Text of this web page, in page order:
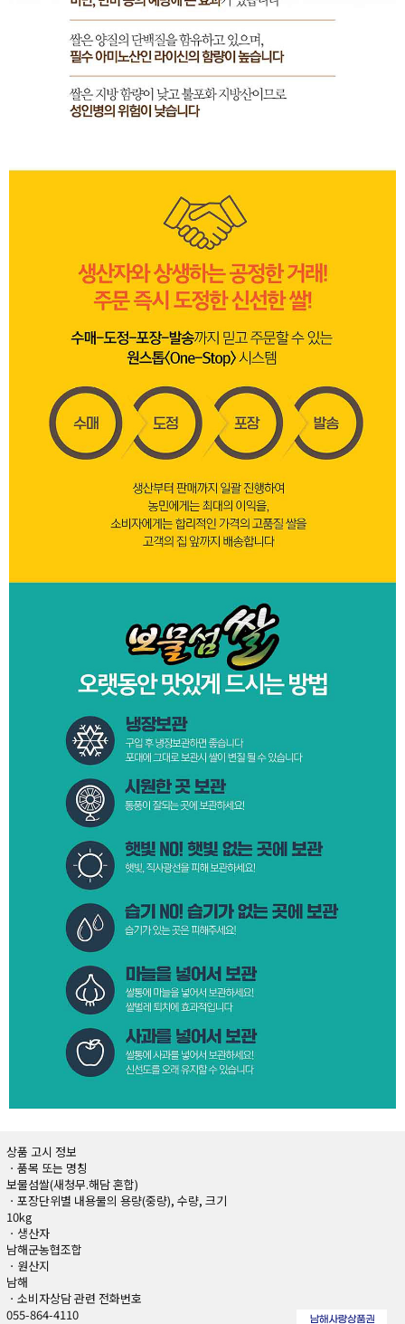
상품 고시 정보
ㆍ품목 또는 명칭
보물섬쌀(새청무.해담 혼합)
ㆍ포장단위별 내용물의 용량(중량), 수량, 크기
10kg
ㆍ생산자
남해군농협조합
ㆍ원산지
남해
ㆍ소비자상담 관련 전화번호
055-864-4110